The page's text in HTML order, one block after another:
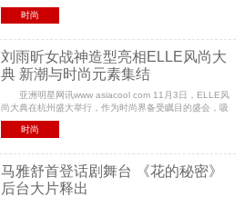
中海高级珠宝及高级腕表发布晚宴，身穿Givenchy2023秋
冬系列，整体简约不失高级质感，焕发不凡意蕴，彰显典
时尚
刘雨昕女战神造型亮相ELLE风尚大
典 新潮与时尚元素集结
亚洲明星网讯www asiacool com 11月3日，ELLE风
尚大典在杭州盛大举行，作为时尚界备受瞩目的盛会，吸
引了众多明星和时尚界人士的关注。刘雨昕以摩登又不失
先锋的两套造型出席活动，新潮与时尚元素集结打造顶
时尚
马雅舒首登话剧舞台 《花的秘密》
后台大片释出